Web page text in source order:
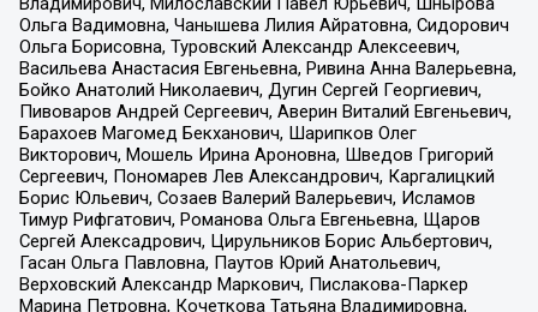
Ольга Вадимовна, Чанышева Лилия Айратовна, Сидорович
Ольга Борисовна, Туровский Александр Алексеевич,
Васильева Анастасия Евгеньевна, Ривина Анна Валерьевна,
Бойко Анатолий Николаевич, Дугин Сергей Георгиевич,
Пивоваров Андрей Сергеевич, Аверин Виталий Евгеньевич,
Барахоев Магомед Бекханович, Шарипков Олег
Викторович, Мошель Ирина Ароновна, Шведов Григорий
Сергеевич, Пономарев Лев Александрович, Каргалицкий
Борис Юльевич, Созаев Валерий Валерьевич, Исламов
Тимур Рифгатович, Романова Ольга Евгеньевна, Щаров
Сергей Алексадрович, Цирульников Борис Альбертович,
Гасан Ольга Павловна, Паутов Юрий Анатольевич,
Верховский Александр Маркович, Пислакова-Паркер
Марина Петровна, Кочеткова Татьяна Владимировна,